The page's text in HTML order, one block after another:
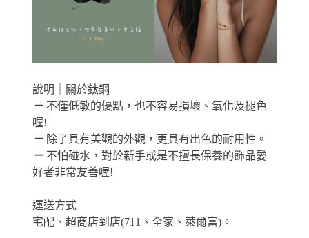
說明｜關於鈦鋼
－ 不僅低敏的優點，也不容易損壞、氧化及褪色
喔!
－ 除了具有美觀的外觀，更具有出色的耐用性。
－ 不怕碰水，對於新手或是不擅長保養的飾品愛
好者非常友善喔!
運送方式
宅配、超商店到店(711、全家、萊爾富)。